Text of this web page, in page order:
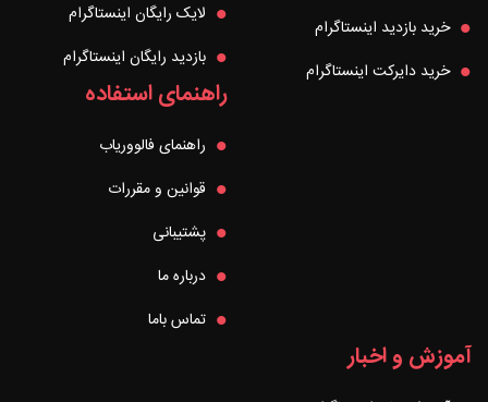
خرید بازدید اینستاگرام
خرید دایرکت اینستاگرام
لایک رایگان اینستاگرام
بازدید رایگان اینستاگرام
راهنمای استفاده
راهنمای فالووریاب
قوانین و مقررات
پشتیبانی
درباره ما
تماس باما
آموزش و اخبار